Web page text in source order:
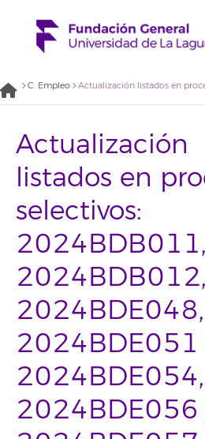
C. Empleo
Actualización
listados en
selectivos:
2024BDB011,
2024BDB012,
2024BDE051
2024BDE054,
2024BDE056